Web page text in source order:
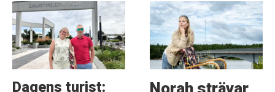
Dagens turist:
Norah strävar